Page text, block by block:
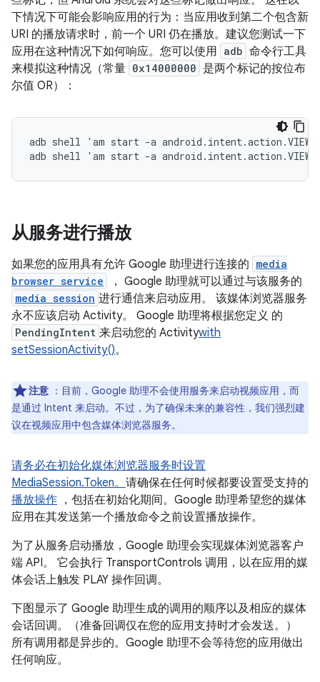
下情况下可能会影响应用的行为：当应用收到第二个包含新
URI 的播放请求时，前一个 URI 仍在播放。建议您测试一下
应用在这种情况下如何响应。您可以使用 adb 命令行工具
来模拟这种情况（常量 0x14000000 是两个标记的按位布
尔值 OR）：
adb shell 'am start -a android.intent.action.VIEW
从服务进行播放
如果您的应用具有允许 Google 助理进行连接的 media
browser service
， Google 助理就可以通过与该服务的
media session 进行通信来启动应用。 该媒体浏览器服务
永不应该启动 Activity。 Google 助理将根据您定义 的
PendingIntent 来启动您的 Activitywith
setSessionActivity()。
注意 ：目前，Google 助理不会使用服务来启动视频应用，而
是通过 Intent 来启动。不过，为了确保未来的兼容性，我们强烈建
议在视频应用中包含媒体浏览器服务。
请务必在初始化媒体浏览器服务时设置
MediaSession.Token。 请确保在任何时候都要设置受支持的
播放操作 ，包括在初始化期间。Google 助理希望您的媒体
应用在其发送第一个播放命令之前设置播放操作。
为了从服务启动播放，Google 助理会实现媒体浏览器客户
端 API。 它会执行 TransportControls 调用，以在应用的媒
体会话上触发 PLAY 操作回调。
下图显示了 Google 助理生成的调用的顺序以及相应的媒体
会话回调。（准备回调仅在您的应用支持时才会发送。）
所有调用都是异步的。Google 助理不会等待您的应用做出
任何响应。